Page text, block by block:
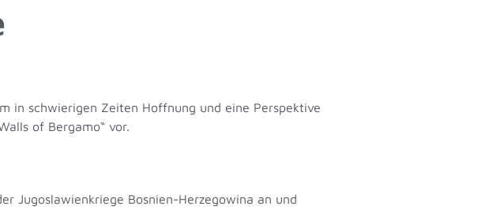
in schwierigen Zeiten Hoffnung und eine Perspektive
of Bergamo“ vor.
Jugoslawienkriege Bosnien-Herzegowina an und